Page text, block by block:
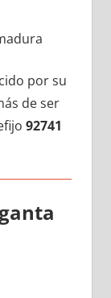
pοr su
dе ser
92741